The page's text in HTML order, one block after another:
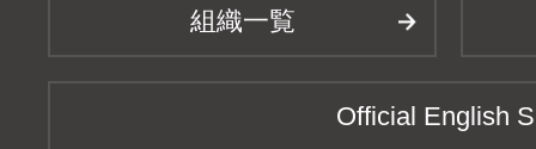
組織一覧
Official English